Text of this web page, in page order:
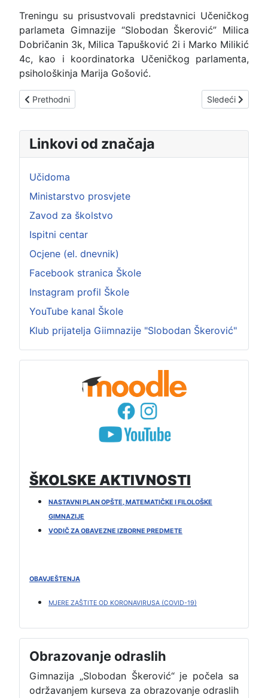
Treningu su prisustvovali predstavnici Učeničkog
parlameta Gimnazije “Slobodan Škerović” Milica
Dobričanin 3k, Milica Tapušković 2i i Marko Milikić
4c, kao i koordinatorka Učeničkog parlamenta,
psihološkinja Marija Gošović.
Prethodni članak: Servantes na španskom – ugledni čas
Prethodni Sledeći
Sledeći
Linkovi od značaja
Učidoma
Ministarstvo prosvjete
Zavod za školstvo
Ispitni centar
Ocjene (el. dnevnik)
Facebook stranica Škole
Instagram profil Škole
YouTube kanal Škole
Klub prijatelja Giimnazije "Slobodan Škerović"
ŠKOLSKE AKTIVNOSTI
NASTAVNI PLAN OPŠTE, MATEMATIČKE I FILOLOŠKE
GIMNAZIJE
VODIČ ZA OBAVEZNE IZBORNE PREDMETE
OBAVJEŠTENJA
MJERE ZAŠTITE OD KORONAVIRUSA (COVID-19)
Obrazovanje odraslih
Gimnazija „Slobodan Škerović“ je počela sa
održavanjem kurseva za obrazovanje odraslih